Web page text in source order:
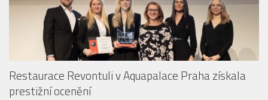
Restaurace Revontuli v Aquapalace Praha získala
prestižní ocenění